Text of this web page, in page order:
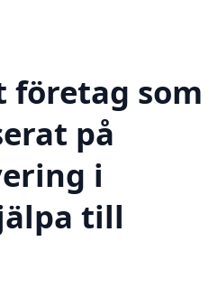
företag som
på
i
till